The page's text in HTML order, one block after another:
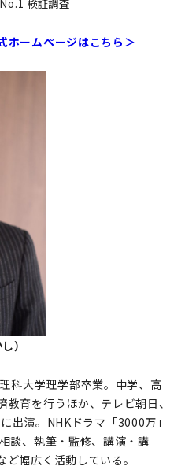
検証調査
ームページはこちら＞
）
科大学理学部卒業。中学、高
育を行うほか、テレビ朝日、
出演。NHKドラマ「3000万」
談、執筆・監修、講演・講
幅広く活動している。